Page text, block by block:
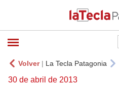
Volver| La Tecla Patagonia
30 de abril de 2013